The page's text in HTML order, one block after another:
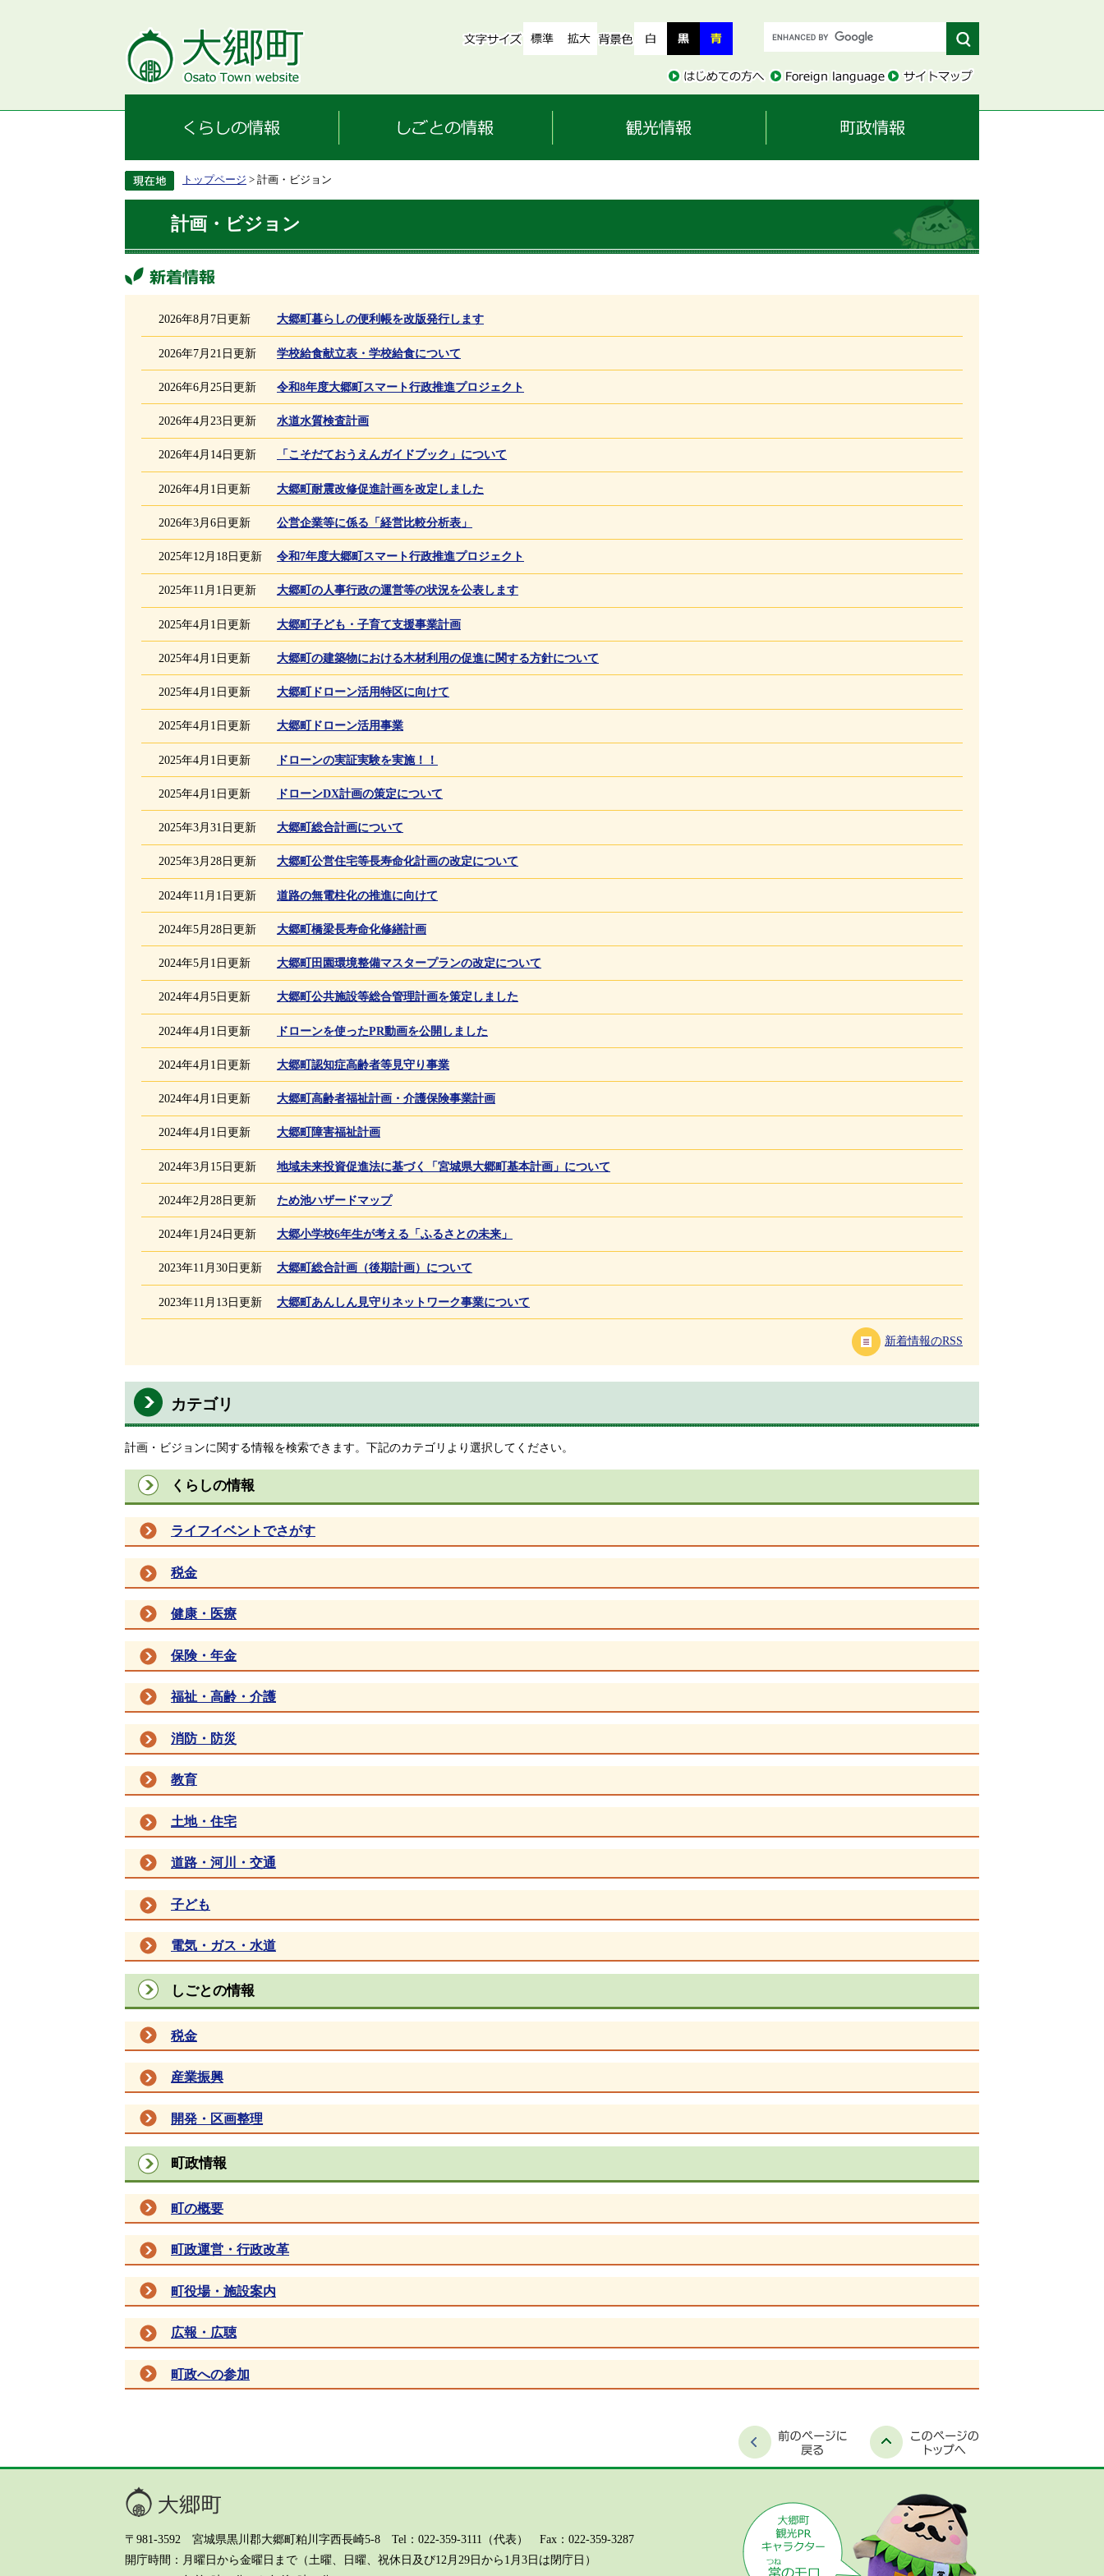
トップページ > 計画・ビジョン
計画・ビジョン
2026年8月7日更新 大郷町暮らしの便利帳を改版発行します
2026年7月21日更新 学校給食献立表・学校給食について
2026年6月25日更新 令和8年度大郷町スマート行政推進プロジェクト
2026年4月23日更新 水道水質検査計画
2026年4月14日更新 「こそだておうえんガイドブック」について
2026年4月1日更新 大郷町耐震改修促進計画を改定しました
2026年3月6日更新 公営企業等に係る「経営比較分析表」
2025年12月18日更新 令和7年度大郷町スマート行政推進プロジェクト
2025年11月1日更新 大郷町の人事行政の運営等の状況を公表します
2025年4月1日更新 大郷町子ども・子育て支援事業計画
2025年4月1日更新 大郷町の建築物における木材利用の促進に関する方針について
2025年4月1日更新 大郷町ドローン活用特区に向けて
2025年4月1日更新 大郷町ドローン活用事業
2025年4月1日更新 ドローンの実証実験を実施！！
2025年4月1日更新 ドローンDX計画の策定について
2025年3月31日更新 大郷町総合計画について
2025年3月28日更新 大郷町公営住宅等長寿命化計画の改定について
2024年11月1日更新 道路の無電柱化の推進に向けて
2024年5月28日更新 大郷町橋梁長寿命化修繕計画
2024年5月1日更新 大郷町田園環境整備マスタープランの改定について
2024年4月5日更新 大郷町公共施設等総合管理計画を策定しました
2024年4月1日更新 ドローンを使ったPR動画を公開しました
2024年4月1日更新 大郷町認知症高齢者等見守り事業
2024年4月1日更新 大郷町高齢者福祉計画・介護保険事業計画
2024年4月1日更新 大郷町障害福祉計画
2024年3月15日更新 地域未来投資促進法に基づく「宮城県大郷町基本計画」について
2024年2月28日更新 ため池ハザードマップ
2024年1月24日更新 大郷小学校6年生が考える「ふるさとの未来」
2023年11月30日更新 大郷町総合計画（後期計画）について
2023年11月13日更新 大郷町あんしん見守りネットワーク事業について
新着情報のRSS
カテゴリ
計画・ビジョンに関する情報を検索できます。下記のカテゴリより選択してください。
くらしの情報
ライフイベントでさがす
税金
健康・医療
保険・年金
福祉・高齢・介護
消防・防災
教育
土地・住宅
道路・河川・交通
子ども
電気・ガス・水道
しごとの情報
税金
産業振興
開発・区画整理
町政情報
町の概要
町政運営・行政改革
町役場・施設案内
広報・広聴
町政への参加
〒981-3592 宮城県黒川郡大郷町粕川字西長崎5-8 Tel：022-359-3111（代表） Fax：022-359-3287
開庁時間
月曜日から金曜日まで（土曜、日曜、祝休日及び12月29日から1月3日は閉庁日）